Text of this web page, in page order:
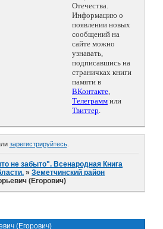
Отечества.
Информацию о
появлении новых
сообщений на
сайте можно
узнавать,
подписавшись на
страничках книги
памяти в
ВКонтакте,
Телеграмм или
Твиттер.
зарегистрируйтесь.
не забыто". Всенародная Книга
»Земетчинский район
(Егорович)
(Егорович)